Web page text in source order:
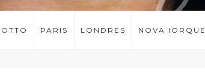
PARIS LONDRES NOVA IORQUE